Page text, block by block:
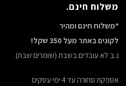
משלוח חינם.
*משלוח חינם ומהיר
לקונים באתר מעל 350 שקל!
נ.ב לא עובדים בשבת (שומרים שבת).
אספקת סחורה עד 4 ימי עסקים